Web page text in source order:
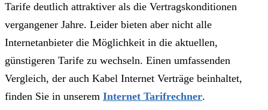
Tarife deutlich attraktiver als die Vertragskonditionen
vergangener Jahre. Leider bieten aber nicht alle
Internetanbieter die Möglichkeit in die aktuellen,
günstigeren Tarife zu wechseln. Einen umfassenden
Vergleich, der auch Kabel Internet Verträge beinhaltet,
finden Sie in unserem Internet Tarifrechner.